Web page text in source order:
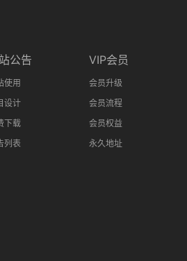
公告
使用
设计
下载
列表
VIP会员
会员升级
会员流程
会员权益
永久地址